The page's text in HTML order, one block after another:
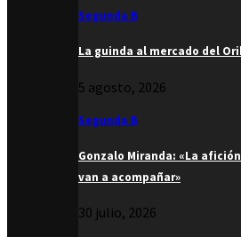
Segunda B
La guinda al mercado del
5 agosto, 2026
Segunda B
Gonzalo Miranda: «La
van a acompañar»
30 julio, 2026